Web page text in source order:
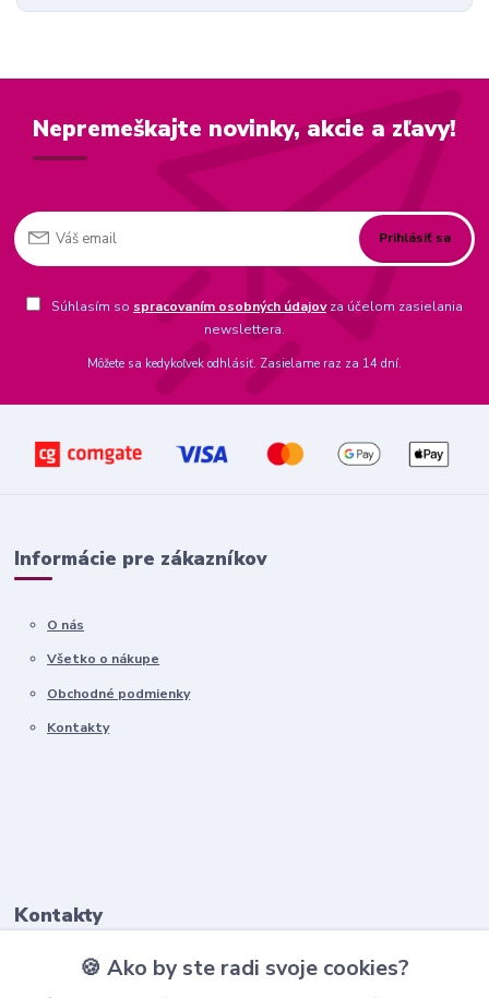
Nepremeškajte novinky, akcie a zľavy!
Prihlásiť sa
Súhlasím so spracovaním osobných údajovza účelom zasielania
newslettera.
Môžete sa kedykoľvek odhlásiť. Zasielame raz za 14 dní.
Informácie pre zákazníkov
O nás
Všetko o nákupe
Obchodné podmienky
Kontakty
Kontakty
+421911 569 017🍪 Ako by ste radi svoje cookies?